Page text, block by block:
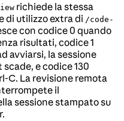
richiede la stessa
di utilizzo extra di /code-
con codice 0 quando
risultati, codice 1
avviarsi, la sessione
e codice 130
C. La revisione remota
il
sessione stampato su